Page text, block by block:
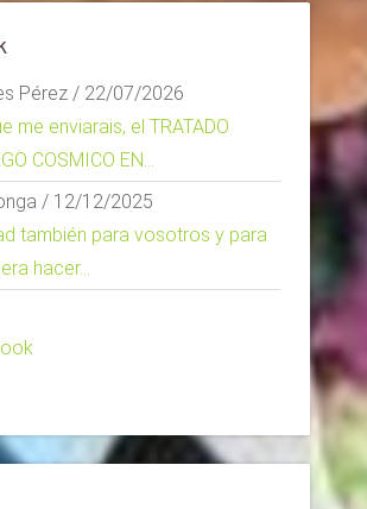
Pérez / 22/07/2026
me enviarais, el TRATADO
COSMICO EN...
/ 12/12/2025
también para vosotros y para
hacer...